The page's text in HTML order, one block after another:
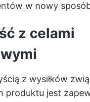
w nowy
z celami
z wysiłków
produktu jest